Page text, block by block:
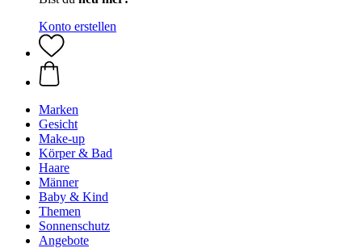
Konto erstellen
Marken
Gesicht
Make-up
Körper & Bad
Haare
Männer
Baby & Kind
Themen
Sonnenschutz
Angebote